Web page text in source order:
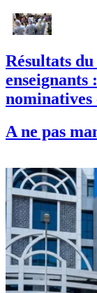
Résultats
enseignants
nominatives
A ne pas